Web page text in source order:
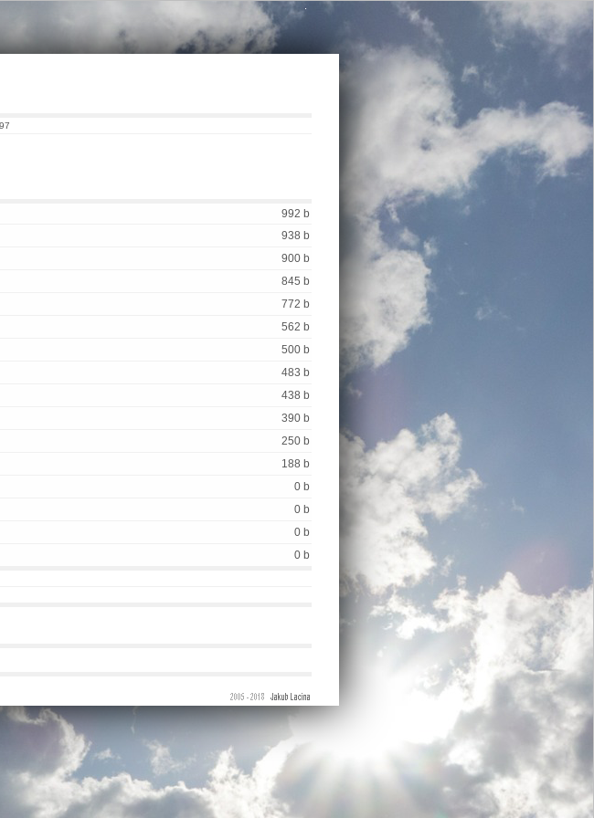
992 b
938 b
900 b
845 b
772 b
562 b
500 b
483 b
438 b
390 b
250 b
188 b
0 b
0 b
0 b
0 b